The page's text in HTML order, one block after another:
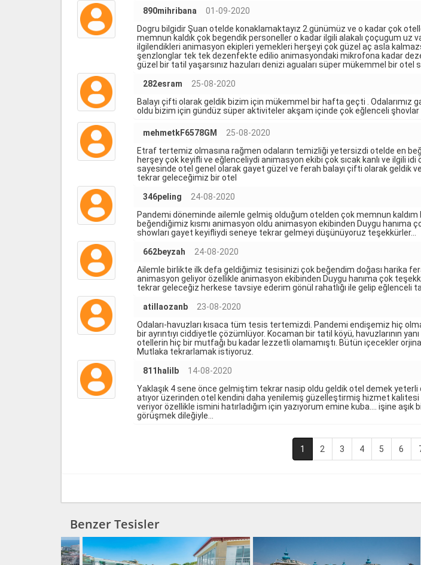
890mihribana
01-09-2020
Dogru bilgidir Şuan otelde konaklamaktayız 2.günümüz ve o kadar çok
memnun kaldık çok begendik personeller o kadar ilgili alakalı çoçugum
ilgilendikleri animasyon ekipleri yemekleri herşeyi çok güzel aç asla
şenzlonglar tek tek dezenfekte edilio animasyondaki mikrofona kadar
güzel bir tatil yaşarsınız hazuları denizi aguaları süper mükemmel bir
282esram
25-08-2020
Balayı çifti olarak geldik bizim için mükemmel bir hafta geçti .
oldu bizim için gündüz süper aktiviteler akşam içinde çok eğlenceli
mehmetkF6578GM
25-08-2020
Etraf tertemiz olmasına rağmen odaların temizliği yetersizdi otelde en
herşey çok keyifli ve eğlenceliydi animasyon ekibi çok sıcak kanlı ve ilgili
sayesinde otel genel olarak gayet güzel ve ferah balayı çifti olarak geldik
tekrar geleceğimiz bir otel
346peling
24-08-2020
Pandemi döneminde ailemle gelmiş olduğum otelden çok memnun
beğendiğimiz kısmı animasyon oldu animasyon ekibinden Duygu
showları gayet keyifliydi seneye tekrar gelmeyi düşünüyoruz teşekkürler...
662beyzah
24-08-2020
Ailemle birlikte ilk defa geldiğimiz tesisinizi çok beğendim doğası harika
animasyon geliyor özellikle animasyon ekibinden Duygu hanıma çok
tekrar geleceğiz herkese tavsiye ederim gönül rahatlığı ile gelip eğlenceli
atillaozanb
23-08-2020
Odaları-havuzları kısaca tüm tesis tertemizdi. Pandemi endişemiz hiç
bir ayrıntıyı ciddiyetle çözümlüyor. Kocaman bir tatil köyü, havuzlarının
otellerin hiç bir mutfağı bu kadar lezzetli olamamıştı. Bütün içecekler
Mutlaka tekrarlamak istiyoruz.
811halilb
14-08-2020
Yaklaşık 4 sene önce gelmiştim tekrar nasip oldu geldik otel demek yeterli
atıyor üzerinden.otel kendini daha yenilemiş güzelleştirmiş hizmet
veriyor özellikle ismini hatırladığım için yazıyorum emine kuba.... işine
görüşmek dileğiyle...
1 2 3 4 5 6
Benzer Tesisler